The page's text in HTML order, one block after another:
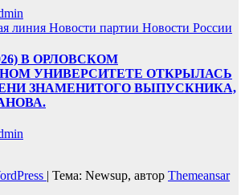
линия Новости партии Новости России
В ОРЛОВСКОМ
УНИВЕРСИТЕТЕ ОТКРЫЛАСЬ
ЗНАМЕНИТОГО ВЫПУСКНИКА,
| Тема: Newsup, автор Themeansar